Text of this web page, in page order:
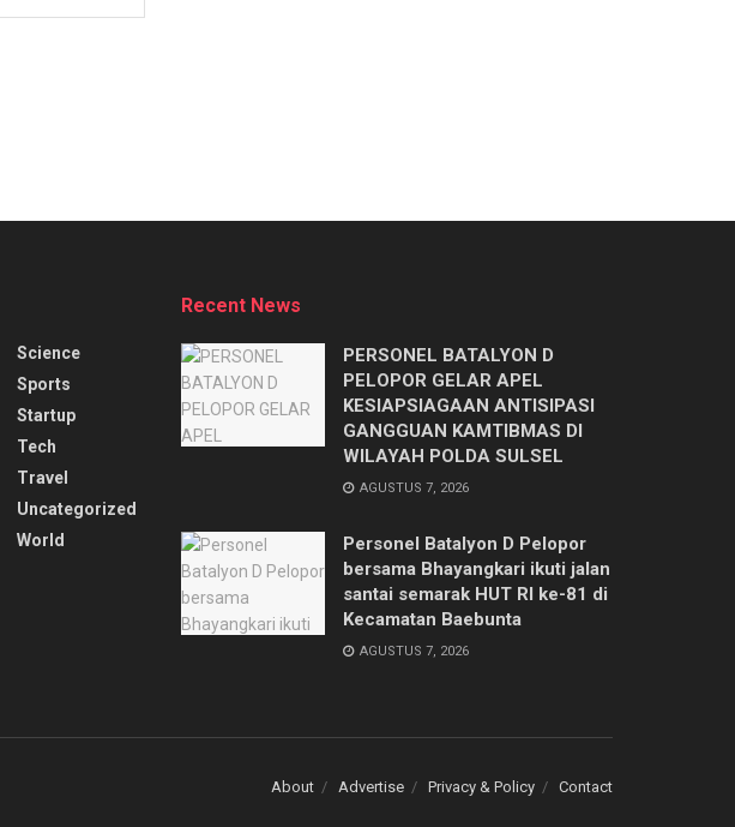
Science
Sports
Startup
Tech
Travel
Uncategorized
World
Recent News
PERSONEL BATALYON D
PELOPOR GELAR APEL
KESIAPSIAGAAN ANTISIPASI
GANGGUAN KAMTIBMAS DI
WILAYAH POLDA SULSEL
AGUSTUS 7, 2026
Personel Batalyon D Pelopor
bersama Bhayangkari ikuti jalan
santai semarak HUT RI ke-81 di
Kecamatan Baebunta
AGUSTUS 7, 2026
About Advertise Privacy & Policy Contact